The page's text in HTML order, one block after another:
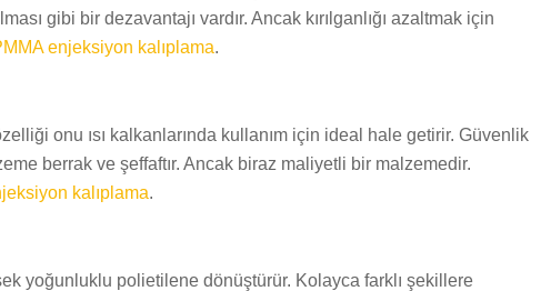
gibi bir dezavantajı vardır. Ancak kırılganlığı azaltmak için
enjeksiyon kalıplama.
onu ısı kalkanlarında kullanım için ideal hale getirir. Güvenlik
berrak ve şeffaftır. Ancak biraz maliyetli bir malzemedir.
kalıplama.
yoğunluklu polietilene dönüştürür. Kolayca farklı şekillere